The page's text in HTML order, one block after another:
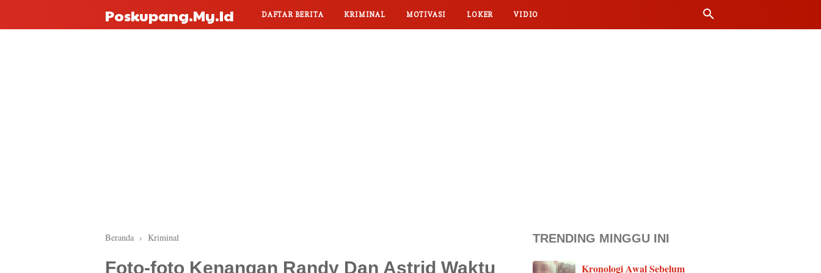
Poskupang.my.id DAFTAR BERITA KRIMINAL MOTIVASI LOKER VIDIO
Beranda › Kriminal
Foto-foto Kenangan Randy Dan Astrid Waktu
TRENDING MINGGU INI
Kronologi Awal Sebelum